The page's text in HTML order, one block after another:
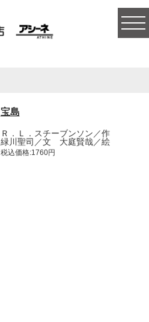
宝島
Ｒ．Ｌ．スチーブンソン／作
緑川聖司／文 大庭賢哉／絵
税込価格:1760円